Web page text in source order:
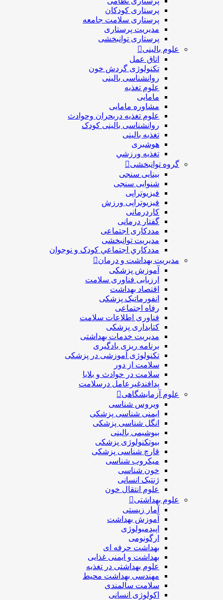
پرستاری کودکان
پرستاری سلامت جامعه
مدیریت پرستاری
پرستاری توانبخشی
علوم بالینی
اتاق عمل
تکنولوژی گردش خون
روانشناسی بالینی
علوم تغذیه
مامایی
مشاوره مامایی
علوم تغذیه دربحران وحوادث
روانشناسی بالینی کودک
تغذیه بالینی
هوشبری
تغذيه ورزشي
گروه توانبخشی
بینایی سنجی
شنوایی سنجی
فیزیوتراپی
فیزیوتراپی ورزش
کاردرمانی
گفتار درمانی
مددکاری اجتماعی
مديريت توانبخشی
مددکاري اجتماعي کودک و نوجوان
مدیریت بهداشت و درمان
آموزش پزشکی
ارزیابی فناوری سلامت
اقتصاد بهداشت
انفورماتیک پزشکی
رفاه اجتماعی
فناوری اطلاعات سلامت
کتابداری پزشکی
مديريت خدمات بهداشتی
برنامه ریزی یادگیری
تکنولوژی آموزشی در پزشکی
سلامت از دور
سلامت در حوادث و بلایا
پدافندغیرعامل درسلامت
علوم آزمایشگاهی
ویروس شناسی
ایمنی شناسی پزشكی
انگل شناسی پزشکی
بیوشیمی بالینی
بیوتکنولوژی پزشکی
قارچ شناسی پزشکی
ميكروب شناسی
خون شناسی
ژنتیک انسانی
علوم انتقال خون
علوم بهداشتی
آمار زیستی
آموزش بهداشت
اپیدمیولوژی
ارگونومی
بهداشت حرفه ای
بهداشت و ایمنی غذایی
علوم بهداشتی در تغذیه
مهندسی بهداشت محيط
سلامت سالمندی
اکولوژی انسانی